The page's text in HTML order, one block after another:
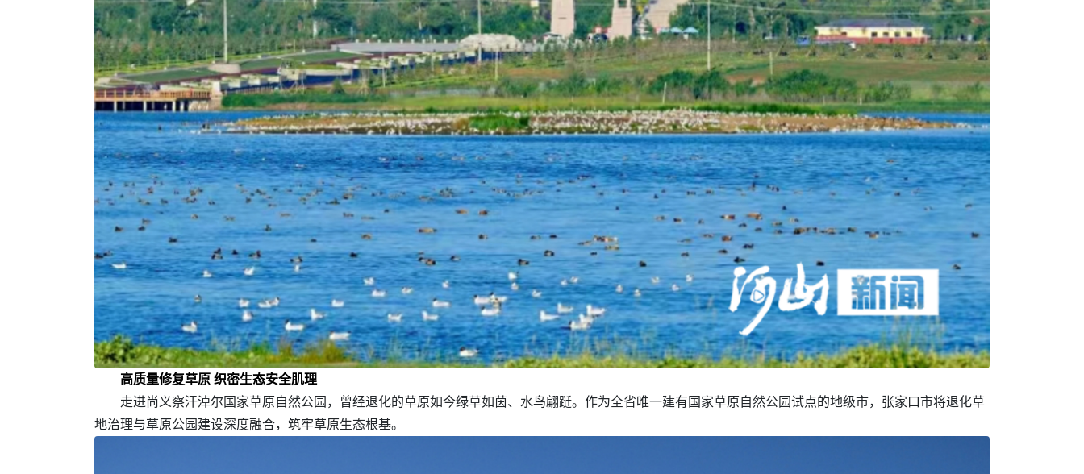
高质量修复草原 织密生态安全肌理
走进尚义察汗淖尔国家草原自然公园，曾经退化的草原如今绿草如茵、水鸟翩跹。作为全省唯一建有国家草原自然公园试点的地级市，张家口市将退化草
地治理与草原公园建设深度融合，筑牢草原生态根基。